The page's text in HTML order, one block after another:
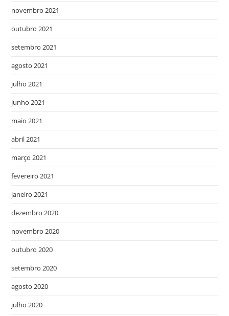
novembro 2021
outubro 2021
setembro 2021
agosto 2021
julho 2021
junho 2021
maio 2021
abril 2021
março 2021
fevereiro 2021
janeiro 2021
dezembro 2020
novembro 2020
outubro 2020
setembro 2020
agosto 2020
julho 2020